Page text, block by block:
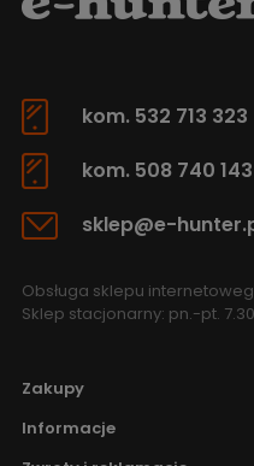
kom. 532 713 323
kom. 508 740 143
sklep@e-
Obsługa sklepu
Sklep stacjonarny: pn.-pt.
Zakupy
Informacje